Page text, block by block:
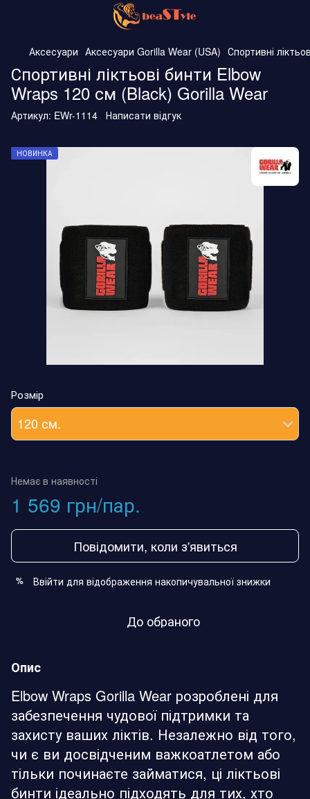
Аксесуари Аксесуари Gorilla Wear (USA) Спортивні
Спортивні ліктьові бинти Elbow
Wraps 120 см (Black) Gorilla Wear
Артикул: EWr-1114 Написати відгук
НОВИНКА
Розмір
120 см.
Немає в наявності
1 569 грн/пар.
Повідомити, коли з'явиться
% Ввійти для відображення накопичувальної знижки
До обраного
Опис
Elbow Wraps Gorilla Wear розроблені для
забезпечення чудової підтримки та
захисту ваших ліктів. Незалежно від того,
чи є ви досвідченим важкоатлетом або
тільки починаєте займатися, ці ліктьові
бинти ідеально підходять для тих, хто